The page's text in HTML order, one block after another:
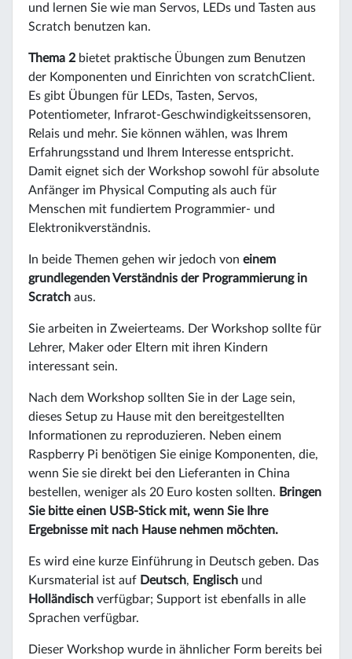
und lernen Sie wie man Servos, LEDs und Tasten aus
Scratch benutzen kan.
Thema 2 bietet praktische Übungen zum Benutzen
der Komponenten und Einrichten von scratchClient.
Es gibt Übungen für LEDs, Tasten, Servos,
Potentiometer, Infrarot-Geschwindigkeitssensoren,
Relais und mehr. Sie können wählen, was Ihrem
Erfahrungsstand und Ihrem Interesse entspricht.
Damit eignet sich der Workshop sowohl für absolute
Anfänger im Physical Computing als auch für
Menschen mit fundiertem Programmier- und
Elektronikverständnis.
In beide Themen gehen wir jedoch von einem
grundlegenden Verständnis der Programmierung in
Scratch aus.
Sie arbeiten in Zweierteams. Der Workshop sollte für
Lehrer, Maker oder Eltern mit ihren Kindern
interessant sein.
Nach dem Workshop sollten Sie in der Lage sein,
dieses Setup zu Hause mit den bereitgestellten
Informationen zu reproduzieren. Neben einem
Raspberry Pi benötigen Sie einige Komponenten, die,
wenn Sie sie direkt bei den Lieferanten in China
bestellen, weniger als 20 Euro kosten sollten. Bringen
Sie bitte einen USB-Stick mit, wenn Sie Ihre
Ergebnisse mit nach Hause nehmen möchten.
Es wird eine kurze Einführung in Deutsch geben. Das
Kursmaterial ist auf Deutsch, Englisch und
Holländisch verfügbar; Support ist ebenfalls in alle
Sprachen verfügbar.
Dieser Workshop wurde in ähnlicher Form bereits bei